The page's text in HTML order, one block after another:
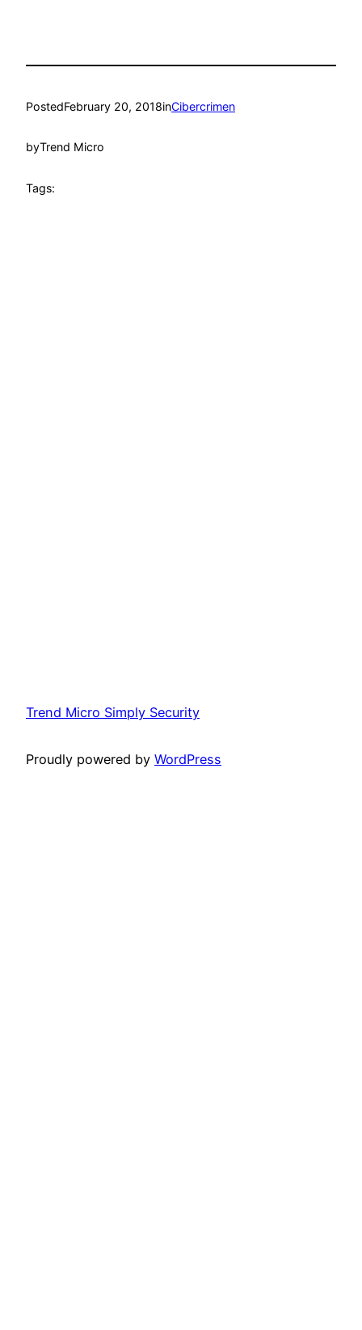
PostedFebruary 20, 2018inCibercrimen
byTrend Micro
Tags:
Trend Micro Simply Security
Proudly powered by WordPress